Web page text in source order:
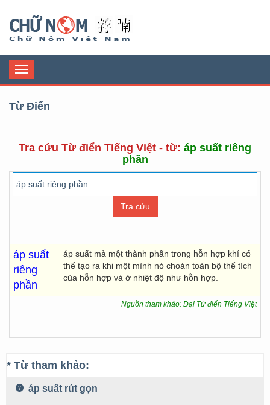
Toggle
navigation
Từ Điển
Tra cứu Từ điển Tiếng Việt - từ: áp suất riêng
phần
áp suất
riêng
phần
áp suất mà một thành phần trong hỗn hợp khí có
thể tạo ra khi một mình nó choán toàn bộ thể tích
của hỗn hợp và ở nhiệt độ như hỗn hợp.
Nguồn tham khảo: Đại Từ điển Tiếng Việt
* Từ tham khảo:
áp suất rút gọn